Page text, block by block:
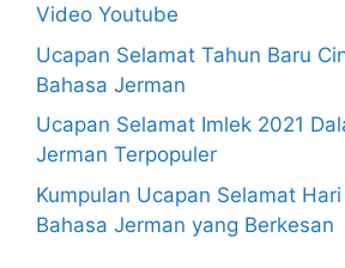
Video Youtube
Ucapan Selamat Tahun Baru
Bahasa Jerman
Ucapan Selamat Imlek 2021
Jerman Terpopuler
Kumpulan Ucapan Selamat
Bahasa Jerman yang Berkesan